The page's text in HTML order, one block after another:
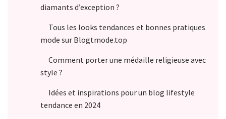
diamants d’exception ?
Tous les looks tendances et bonnes pratiques
mode sur Blogtmode.top
Comment porter une médaille religieuse avec
style ?
Idées et inspirations pour un blog lifestyle
tendance en 2024